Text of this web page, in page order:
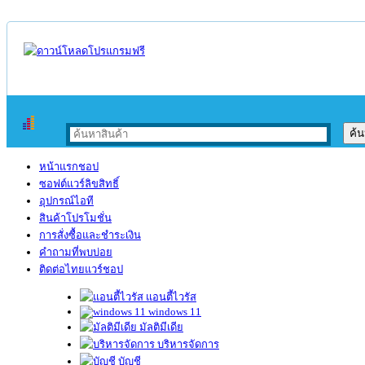
หน้าแรกชอป
ซอฟต์แวร์ลิขสิทธิ์
อุปกรณ์ไอที
สินค้าโปรโมชั่น
การสั่งซื้อและชำระเงิน
คำถามที่พบบ่อย
ติดต่อไทยแวร์ชอป
แอนตี้ไวรัส
windows 11
มัลติมีเดีย
บริหารจัดการ
บัญชี